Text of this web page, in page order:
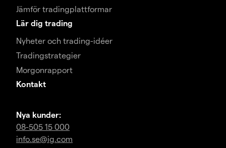
Jämför tradingplattformar
Lär dig trading
Nyheter och trading-idéer
Tradingstrategier
Morgonrapport
Kontakt
Nya kunder:
08-505 15 000
info.se@ig.com